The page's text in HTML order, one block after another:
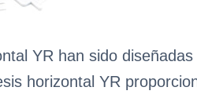
YR han sido
horizontal YR